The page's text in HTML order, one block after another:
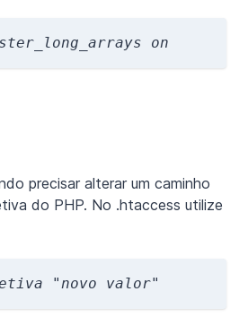
on
precisar alterar um caminho
do PHP. No .htaccess utilize
"novo valor"